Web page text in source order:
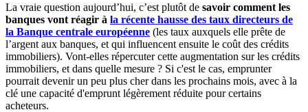
La vraie question aujourd’hui, c’est plutôt de savoir comment les
banques vont réagir à la récente hausse des taux directeurs de
la Banque centrale européenne (les taux auxquels elle prête de
l’argent aux banques, et qui influencent ensuite le coût des crédits
immobiliers). Vont-elles répercuter cette augmentation sur les crédits
immobiliers, et dans quelle mesure ? Si c'est le cas, emprunter
pourrait devenir un peu plus cher dans les prochains mois, avec à la
clé une capacité d'emprunt légèrement réduite pour certains
acheteurs.